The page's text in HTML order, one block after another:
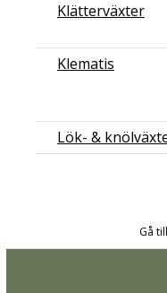
Klätterväxter
Klematis
Lök- &
Gå